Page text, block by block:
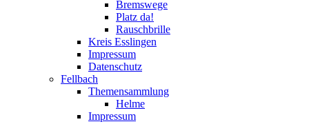
Bremswege
Platz da!
Rauschbrille
Kreis Esslingen
Impressum
Datenschutz
Fellbach
Themensammlung
Helme
Impressum